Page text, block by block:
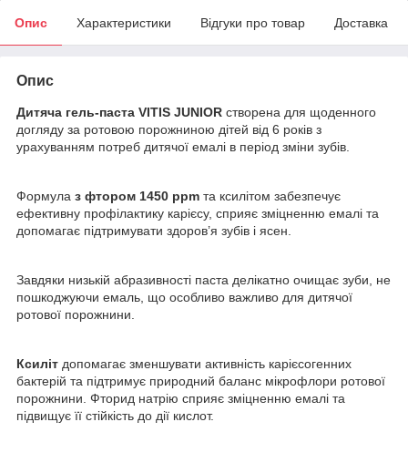
Опис Характеристики Відгуки про товар Доставка
Опис
Дитяча гель-паста VITIS JUNIOR створена для щоденного
догляду за ротовою порожниною дітей від 6 років з
урахуванням потреб дитячої емалі в період зміни зубів.
Формула з фтором 1450 ppm та ксилітом забезпечує
ефективну профілактику карієсу, сприяє зміцненню емалі та
допомагає підтримувати здоров’я зубів і ясен.
Завдяки низькій абразивності паста делікатно очищає зуби, не
пошкоджуючи емаль, що особливо важливо для дитячої
ротової порожнини.
Ксиліт допомагає зменшувати активність карієсогенних
бактерій та підтримує природний баланс мікрофлори ротової
порожнини. Фторид натрію сприяє зміцненню емалі та
підвищує її стійкість до дії кислот.